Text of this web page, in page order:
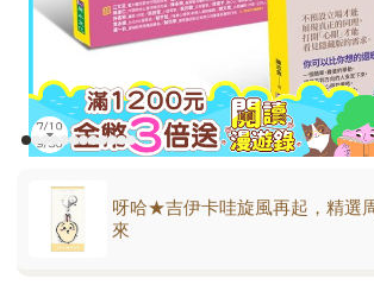
呀哈★吉伊卡哇旋風再起，精選
來